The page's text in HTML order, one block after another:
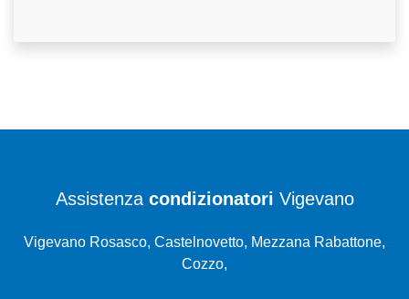
Assistenza condizionatori Vigevano
Vigevano Rosasco, Castelnovetto, Mezzana Rabattone,
Cozzo,